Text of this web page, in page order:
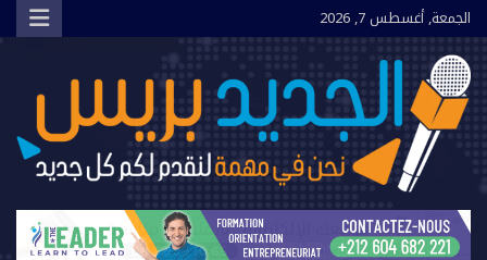
Skip
to
content
الجمعة, أغسطس 7, 2026
الجديد بريس
نحن في مهمة لنقدم لكم كل جديد